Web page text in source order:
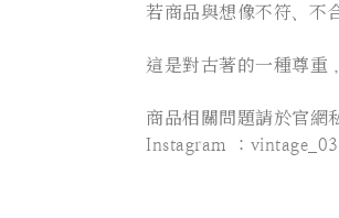
若商品與想像不符、不
這是對古著的一種尊重
商品相關問題請於官網
Instagram ：